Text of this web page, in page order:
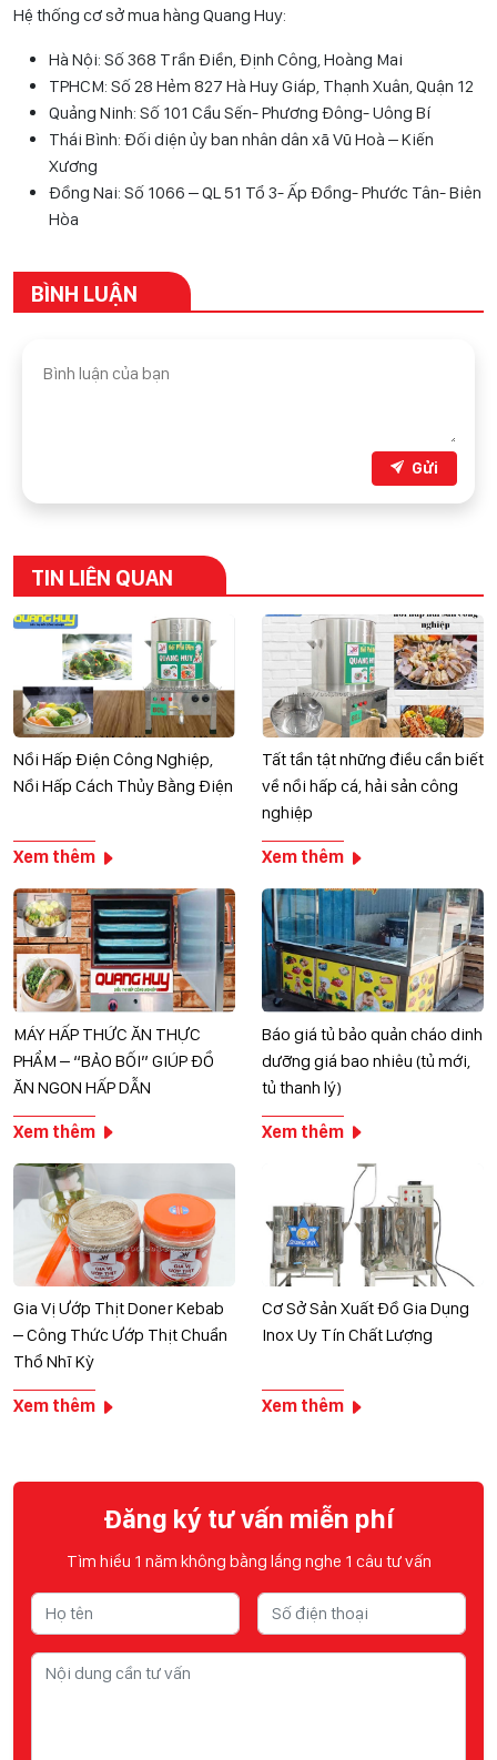
Hệ thống cơ sở mua hàng Quang Huy:
Hà Nội: Số 368 Trần Điền, Định Công, Hoàng Mai
TPHCM: Số 28 Hẻm 827 Hà Huy Giáp, Thạnh Xuân, Quận 12
Quảng Ninh: Số 101 Cầu Sến- Phương Đông- Uông Bí
Thái Bình: Đối diện ủy ban nhân dân xã Vũ Hoà – Kiến
Xương
Đồng Nai: Số 1066 – QL 51 Tổ 3- Ấp Đồng- Phước Tân- Biên
Hòa
BÌNH LUẬN
Gửi
TIN LIÊN QUAN
Nồi Hấp Điện Công Nghiệp,
Nồi Hấp Cách Thủy Bằng Điện
Xem thêm
Tất tần tật những điều cần biết
về nồi hấp cá, hải sản công
nghiệp
Xem thêm
MÁY HẤP THỨC ĂN THỰC
PHẨM – “BẢO BỐI” GIÚP ĐỒ
ĂN NGON HẤP DẪN
Xem thêm
Báo giá tủ bảo quản cháo dinh
dưỡng giá bao nhiêu (tủ mới,
tủ thanh lý)
Xem thêm
Gia Vị Ướp Thịt Doner Kebab
– Công Thức Ướp Thịt Chuẩn
Thổ Nhĩ Kỳ
Xem thêm
Cơ Sở Sản Xuất Đồ Gia Dụng
Inox Uy Tín Chất Lượng
Xem thêm
Đăng ký tư vấn miễn phí
Tìm hiểu 1 năm không bằng lắng nghe 1 câu tư vấn